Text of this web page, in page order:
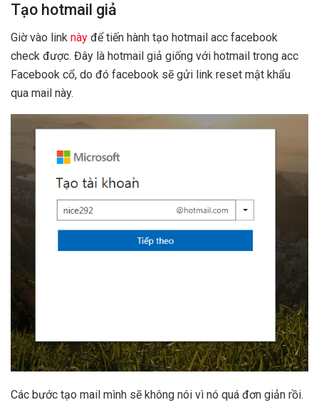
Tạo hotmail giả
Giờ vào link này để tiến hành tạo hotmail acc facebook
check được. Đây là hotmail giả giống với hotmail trong acc
Facebook cổ, do đó facebook sẽ gửi link reset mật khẩu
qua mail này.
Các bước tạo mail mình sẽ không nói vì nó quá đơn giản rồi.